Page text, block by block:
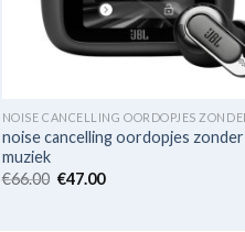
noise cancelling oordopjes zonder
muziek
€66.00 €47.00